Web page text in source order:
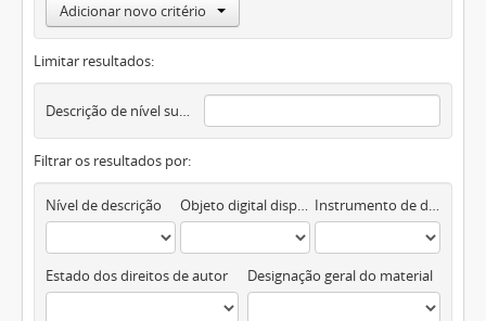
Adicionar novo critério
Limitar resultados:
Descrição de nível superior
Filtrar os resultados por:
Nível de descrição Objeto digital disponível Instrumento de descrição documental
Estado dos direitos de autor Designação geral do material